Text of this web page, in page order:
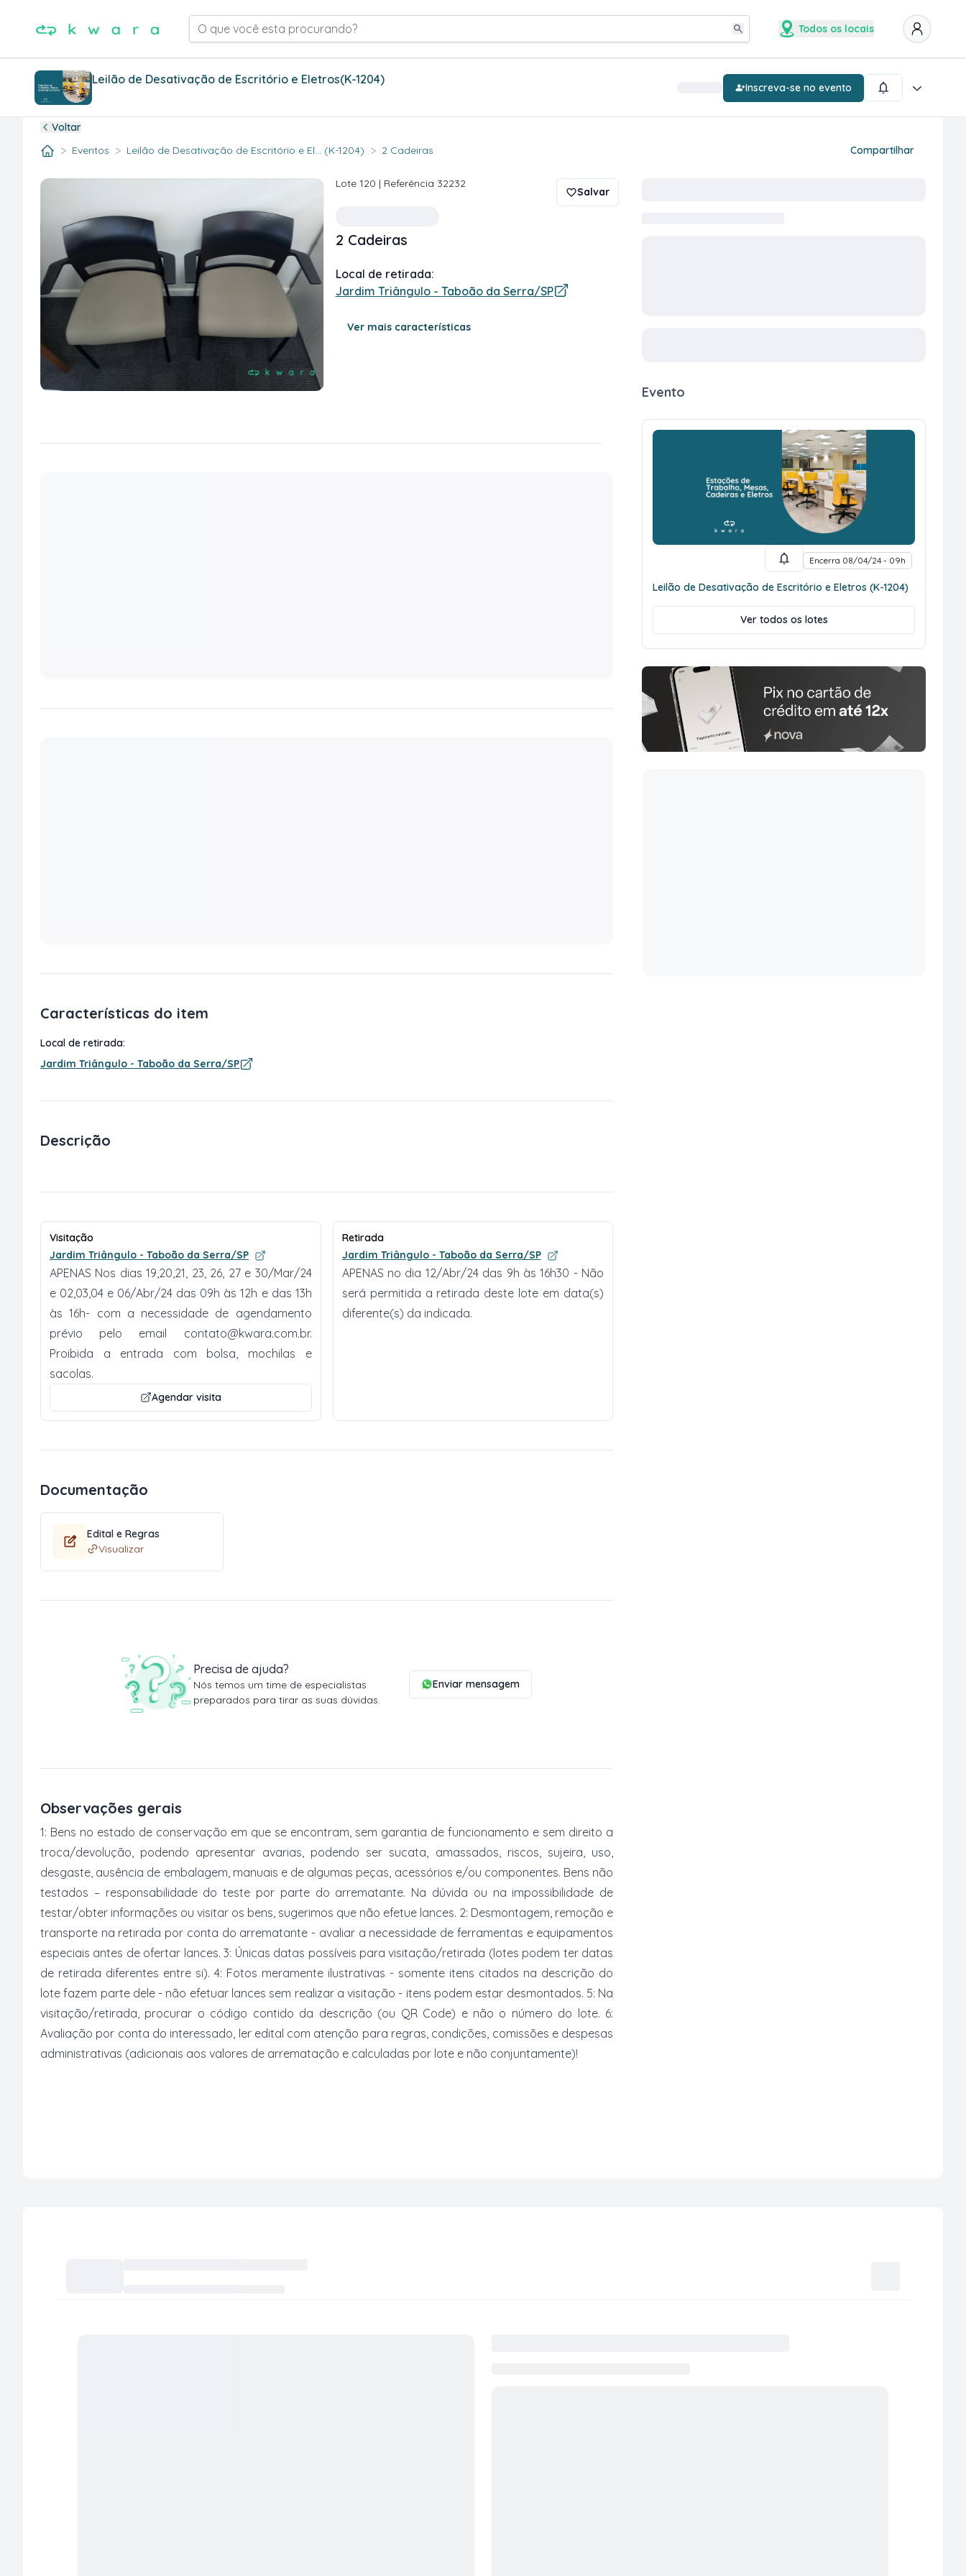
O que você esta procurando? Todos os locais
Leilão de Desativação de Escritório e Eletros(K-1204)
Inscreva-se no evento
Voltar
> Eventos > Leilão de Desativação de Escritório e El... (K-1204) > 2 Cadeiras Compartilhar
Lote 120 | Referência 32232
Salvar
2 Cadeiras
Local de retirada:
Jardim Triângulo - Taboão da Serra/SP
Ver mais características
Evento
Encerra 08/04/24 - 09h
Leilão de Desativação de Escritório e Eletros (K-1204)
Ver todos os lotes
Características do item
Local de retirada:
Jardim Triângulo - Taboão da Serra/SP
Descrição
Visitação
Jardim Triângulo - Taboão da Serra/SP
APENAS Nos dias 19,20,21, 23, 26, 27 e 30/Mar/24
e 02,03,04 e 06/Abr/24 das 09h às 12h e das 13h
às 16h- com a necessidade de agendamento
prévio pelo email contato@kwara.com.br.
Proibida a entrada com bolsa, mochilas e
sacolas.
Agendar visita
Retirada
Jardim Triângulo - Taboão da Serra/SP
APENAS no dia 12/Abr/24 das 9h às 16h30 - Não
será permitida a retirada deste lote em data(s)
diferente(s) da indicada.
Documentação
Edital e Regras
Visualizar
Precisa de ajuda?
Nós temos um time de especialistas
preparados para tirar as suas dúvidas.
Enviar mensagem
Observações gerais
1: Bens no estado de conservação em que se encontram, sem garantia de funcionamento e sem direito a
troca/devolução, podendo apresentar avarias, podendo ser sucata, amassados, riscos, sujeira, uso,
desgaste, ausência de embalagem, manuais e de algumas peças, acessórios e/ou componentes. Bens não
testados – responsabilidade do teste por parte do arrematante. Na dúvida ou na impossibilidade de
testar/obter informações ou visitar os bens, sugerimos que não efetue lances. 2: Desmontagem, remoção e
transporte na retirada por conta do arrematante - avaliar a necessidade de ferramentas e equipamentos
especiais antes de ofertar lances. 3: Únicas datas possíveis para visitação/retirada (lotes podem ter datas
de retirada diferentes entre si). 4: Fotos meramente ilustrativas - somente itens citados na descrição do
lote fazem parte dele - não efetuar lances sem realizar a visitação - itens podem estar desmontados. 5: Na
visitação/retirada, procurar o código contido da descrição (ou QR Code) e não o número do lote. 6:
Avaliação por conta do interessado, ler edital com atenção para regras, condições, comissões e despesas
administrativas (adicionais aos valores de arrematação e calculadas por lote e não conjuntamente)!